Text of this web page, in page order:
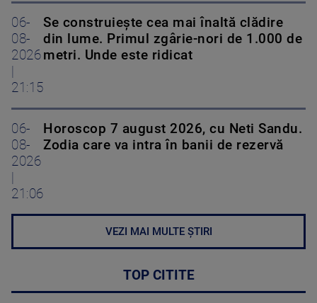
06-
08-
2026
21:15
Se construiește cea mai înaltă clădire
din lume. Primul zgârie-nori de 1.000 de
metri. Unde este ridicat
06-
08-
2026
21:06
Horoscop 7 august 2026, cu Neti Sandu.
Zodia care va intra în banii de rezervă
VEZI MAI MULTE ȘTIRI
TOP CITITE